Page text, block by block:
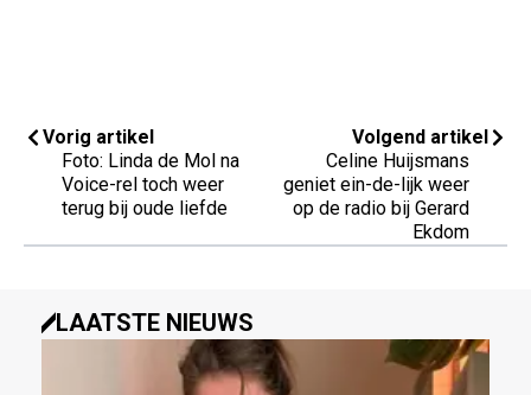
Vorig artikel
Foto: Linda de Mol na
Voice-rel toch weer
terug bij oude liefde
Volgend artikel
Celine Huijsmans
geniet ein-de-lijk weer
op de radio bij Gerard
Ekdom
LAATSTE NIEUWS